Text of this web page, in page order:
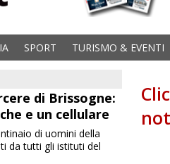
SPORT TURISMO & EVENTI
di Brissogne:
e un cellulare
di uomini della
da tutti gli istituti del